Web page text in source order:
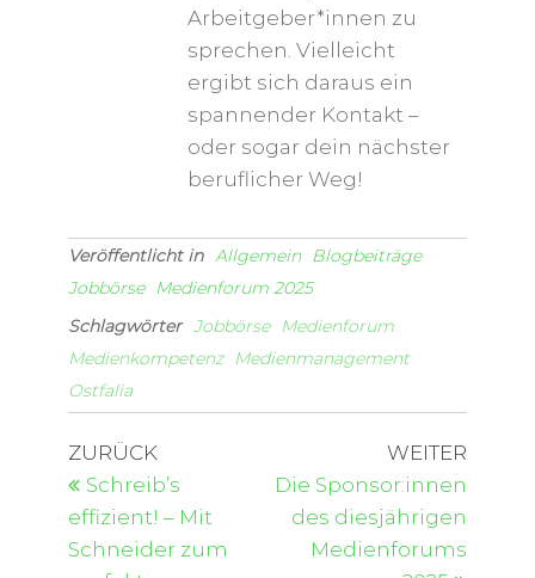
Arbeitgeber*innen zu
sprechen. Vielleicht
ergibt sich daraus ein
spannender Kontakt –
oder sogar dein nächster
beruflicher Weg!
Veröffentlicht in Allgemein Blogbeiträge
Jobbörse Medienforum 2025
Schlagwörter Jobbörse Medienforum
Medienkompetenz Medienmanagement
Ostfalia
ZURÜCK
Schreib’s
effizient! – Mit
Schneider zum
WEITER
Die Sponsor:innen
des diesjährigen
Medienforums